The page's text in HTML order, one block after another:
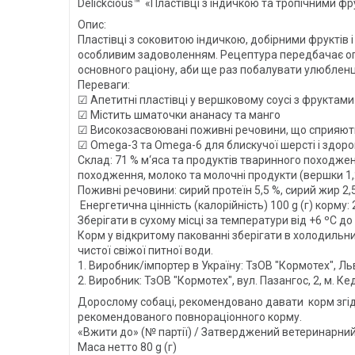
Delickcious™ «Пластівці з індичкою та тропічними
Опис:
Пластівці з соковитою індичкою, добірними
особливим задоволенням. Рецептура передбачає
основного раціону, аби ще раз побалувати
Переваги:
☑ Апетитні пластівці у вершковому соусі з
☑ Містить шматочки ананасу та манго
☑ Високозасвоювані поживні речовини, що
☑ Omega-3 та Omega-6 для блискучої шерсті і
Склад: 71 % м‘яса та продуктів тваринного
походження, молоко та молочні продукти (вершки
Поживні речовини: сирий протеїн 5,5 %, сирий жир
Енергетична цінність (калорійність) 100 g (г)
Зберігати в сухому місці за температури від +6 ºС
Корм у відкритому пакованні зберігати в
чистої свіжої питної води.
1. Виробник/імпортер в Україну: ТзОВ "Кормотех",
2. Виробник: ТзОВ "Кормотех", вул. Пазангос, 2, м.
Дорослому собаці, рекомендовано давати корм
рекомендованого повнораціонного корму.
«Вжити до» (№ партії) / Затверджений
Маса нетто 80 g (г)